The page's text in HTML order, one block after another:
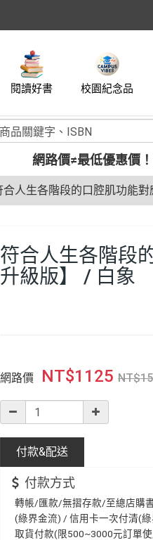
閱讀好書 校園紀念品
網路價≠最低優惠價！
合人生各階段的口腔肌功能
符合人生各階段
升級版】 / 白象
網路價 NT$1125 NT$
付款&配送
付款方式
轉帳/匯款/無摺存款/至總店購
(綠界金流) / 信用卡一次付清(綠
取貨付款(限500~3000元訂單